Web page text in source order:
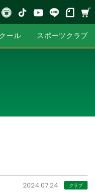
ール スポーツクラブ
2024.07.24 クラブ